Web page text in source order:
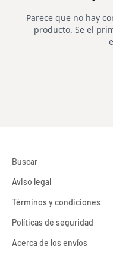
Buscar
Aviso legal
Términos y condiciones
Políticas de seguridad
Acerca de los envíos